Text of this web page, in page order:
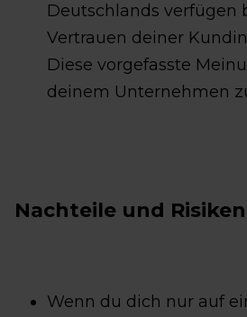
Deutschlands verfügen
Vertrauen deiner
Diese vorgefasste
deinem Unternehmen
Nachteile und Risiken
Wenn du dich nur auf